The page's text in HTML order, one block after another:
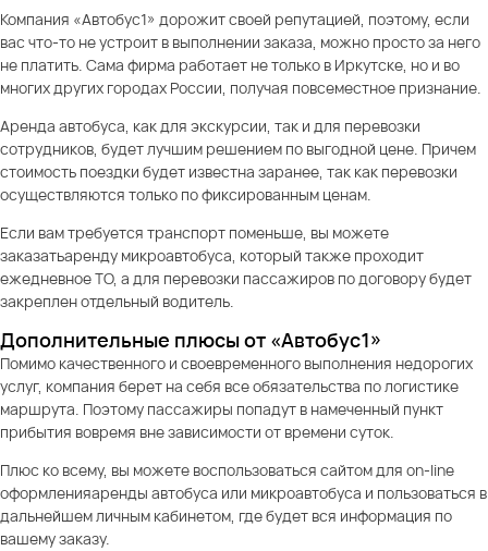
Компания «Автобус1» дорожит своей репутацией, поэтому, если
вас что-то не устроит в выполнении заказа, можно просто за него
не платить. Сама фирма работает не только в Иркутске, но и во
многих других городах России, получая повсеместное признание.
Аренда автобуса, как для экскурсии, так и для перевозки
сотрудников, будет лучшим решением по выгодной цене. Причем
стоимость поездки будет известна заранее, так как перевозки
осуществляются только по фиксированным ценам.
Если вам требуется транспорт поменьше, вы можете
заказатьаренду микроавтобуса, который также проходит
ежедневное ТО, а для перевозки пассажиров по договору будет
закреплен отдельный водитель.
Дополнительные плюсы от «Автобус1»
Помимо качественного и своевременного выполнения недорогих
услуг, компания берет на себя все обязательства по логистике
маршрута. Поэтому пассажиры попадут в намеченный пункт
прибытия вовремя вне зависимости от времени суток.
Плюс ко всему, вы можете воспользоваться сайтом для on-line
оформленияаренды автобуса или микроавтобуса и пользоваться в
дальнейшем личным кабинетом, где будет вся информация по
вашему заказу.